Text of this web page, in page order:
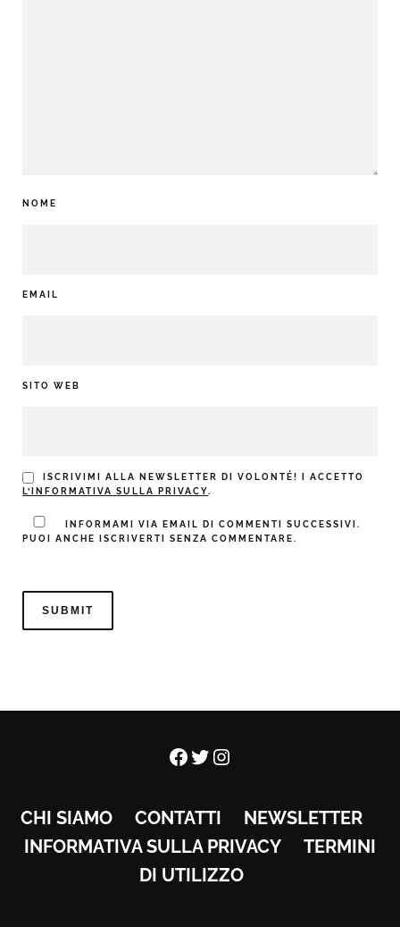
NOME
EMAIL
SITO WEB
ISCRIVIMI ALLA NEWSLETTER DI VOLONTÉ! I ACCETTO
L’INFORMATIVA SULLA PRIVACY.
INFORMAMI VIA EMAIL DI COMMENTI SUCCESSIVI.
PUOI ANCHE ISCRIVERTI SENZA COMMENTARE.
Facebook
Twitter
Instagram
CHI SIAMO CONTATTI
NEWSLETTER
INFORMATIVA SULLA PRIVACY
TERMINI
DI UTILIZZO